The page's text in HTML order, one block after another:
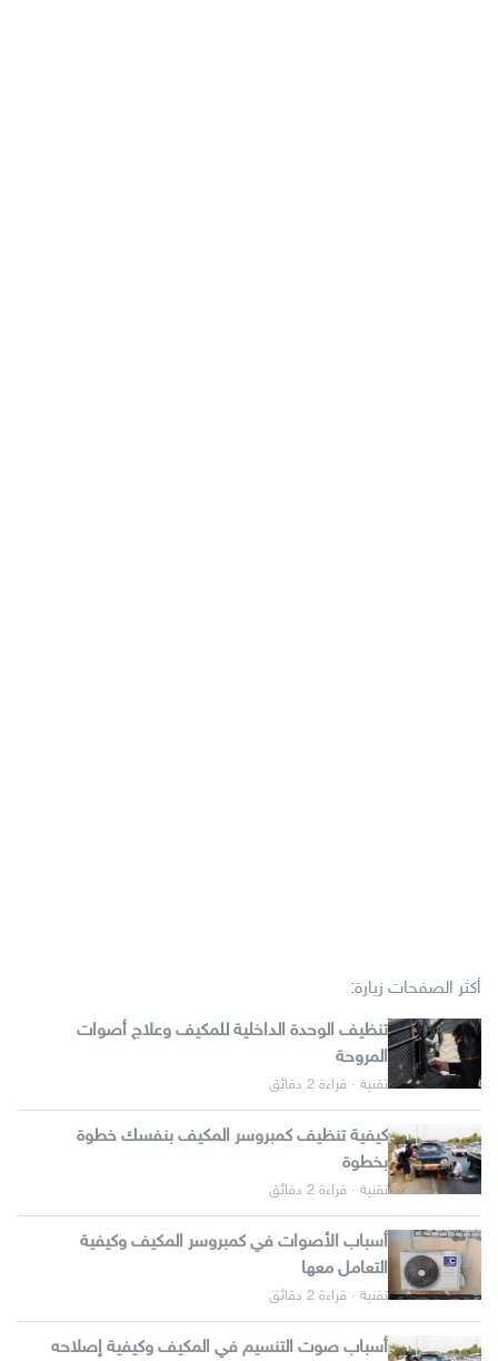
أكثر الصفحات زيارة:
تنظيف الوحدة الداخلية للمكيف وعلاج أصوات
المروحة
تقنية · قراءة 2 دقائق
كيفية تنظيف كمبروسر المكيف بنفسك خطوة
بخطوة
تقنية · قراءة 2 دقائق
أسباب الأصوات في كمبروسر المكيف وكيفية
التعامل معها
تقنية · قراءة 2 دقائق
أسباب صوت التنسيم في المكيف وكيفية إصلاحه